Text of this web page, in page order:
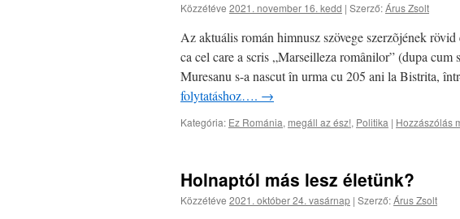
Közzétéve 2021. november 16. kedd | Szerző:Árus Zsolt
Az aktuális román himnusz szövege szerzõjének
ca cel care a scris „Marseilleza românilor” (dupa
Muresanu s-a nascut în urma cu 205 ani la Bistrita,
folytatáshoz…. →
Kategória: Ez Románia, megáll az ész!, Politika | Hozzászólás
Holnaptól más lesz életünk?
Közzétéve 2021. október 24. vasárnap | Szerző:Árus Zsolt